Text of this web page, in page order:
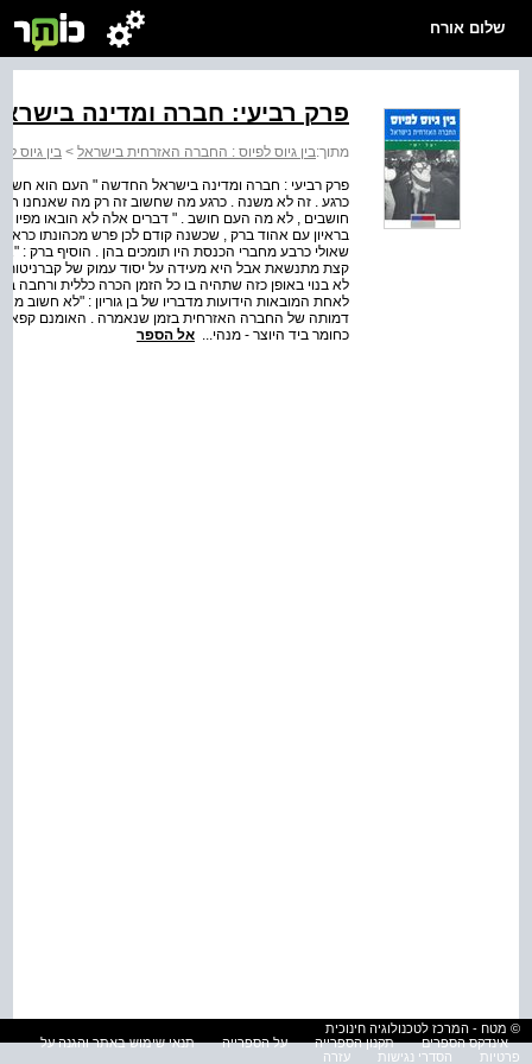
שלום אורח
פרק רביעי: חברה ומדינה
מתוך:בין גיוס לפיוס : החברה האזרחית בישראל > בין גיוס
פרק רביעי : חברה ומדינה בישראל החדשה " העם הוא
כרגע . זה לא משנה . כרגע מה שחשוב זה רק מה שאנחנו
בראיון עם אהוד ברק , שכשנה קודם לכן פרש מכהונתו
שאולי כרבע מחברי הכנסת היו תומכים בהן . הוסיף ברק :
קצת מתנשאת אבל היא מעידה על יסוד עמוק של
לא בנוי באופן כזה שתהיה בו כל הזמן הכרה כללית ורחבה
לאחת המובאות הידועות מדבריו של בן גוריון : "לא
דמותה של החברה האזרחית בזמן שנאמרה . האומנם
כחומר ביד היוצר - מנהי... אל הספר
© מטח - המרכז לטכנולוגיה חינוכית
אינדקס הספרים
תקנון הספרייה על הספרייה
תנאי שימוש באתר והגנה על
פרטיות
הסדרי נגישות עזרה